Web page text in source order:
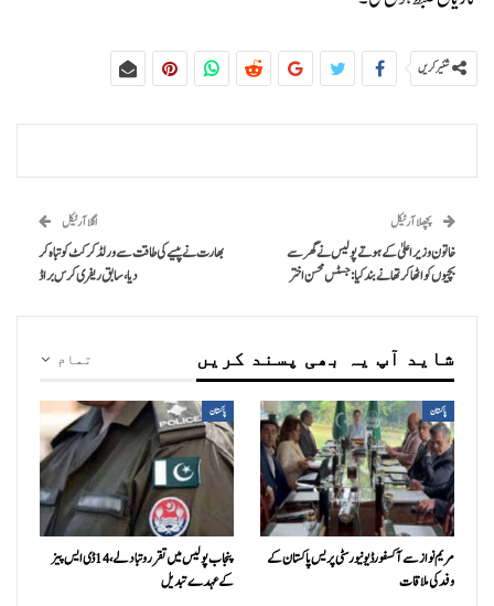
شئیر کریں
پچھلا آرٹیکل
خاتون وزیراعلیٰ کے ہوتے پولیس نے گھر سے
بچیوں کو اٹھا کر تھانے بند کیا: جسٹس محسن اختر
اگلا آرٹیکل
بھارت نے پیسے کی طاقت سے ورلڈ کرکٹ کو تباہ کر
دیا، سابق ریفری کرس براڈ
تمام شاید آپ یہ بھی پسند کریں
پاکستان
مریم نواز سے آکسفورڈ یونیورسٹی پریس پاکستان کے
وفد کی ملاقات
پاکستان
پنجاب پولیس میں تقرر و تبادلے، 14 ڈی ایس پیز
کے عہدے تبدیل